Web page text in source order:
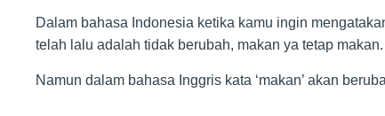
Dalam bahasa Indonesia ketika kamu ingin
telah lalu adalah tidak berubah, makan ya tetap makan.
Namun dalam bahasa Inggris kata ‘makan’ akan